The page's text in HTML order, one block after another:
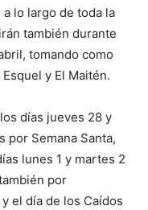
lo largo de toda la
también durante
tomando como
y El Maitén.
días jueves 28 y
por Semana Santa,
lunes 1 y martes 2
por
el día de los Caídos